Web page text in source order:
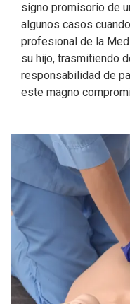
signo promisorio de
algunos casos
profesional de la
su hijo, trasmitiendo
responsabilidad de
este magno